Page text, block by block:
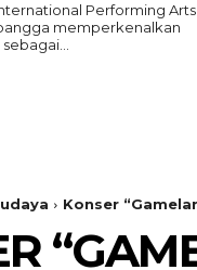
Performing Arts
memperkenalkan